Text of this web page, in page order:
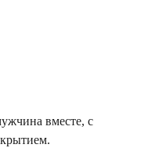
вместе, с